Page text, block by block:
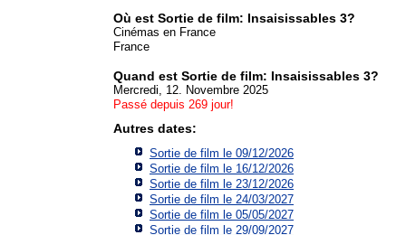
Où est Sortie de film: Insaisissables 3?
Cinémas en France
France
Quand est Sortie de film: Insaisissables 3?
Mercredi, 12. Novembre 2025
Passé depuis 269 jour!
Autres dates:
Sortie de film le 09/12/2026
Sortie de film le 16/12/2026
Sortie de film le 23/12/2026
Sortie de film le 24/03/2027
Sortie de film le 05/05/2027
Sortie de film le 29/09/2027